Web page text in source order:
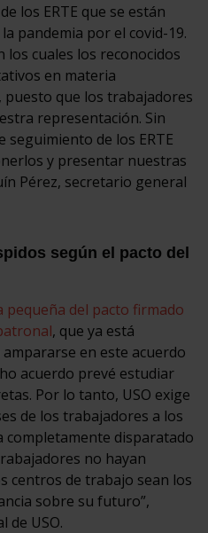
los ERTE que se están
pandemia por el covid-19.
los cuales los reconocidos
en materia
que los trabajadores
representación. Sin
seguimiento de los ERTE
y presentar nuestras
Pérez, secretario general
según el pacto del
pequeña del pacto firmado
, que ya está
en este acuerdo
acuerdo prevé estudiar
Por lo tanto, USO exige
de los trabajadores a los
completamente disparatado
no hayan
centros de trabajo sean los
sobre su futuro”,
de USO.